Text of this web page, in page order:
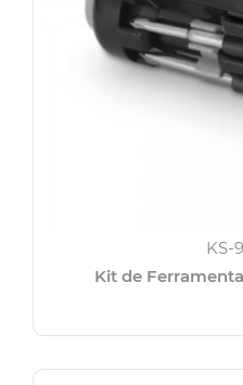
KS-
Kit de